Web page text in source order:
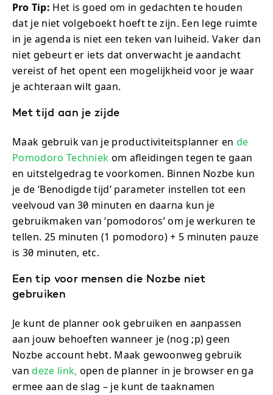
Pro Tip: Het is goed om in gedachten te houden
dat je niet volgeboekt hoeft te zijn. Een lege ruimte
in je agenda is niet een teken van luiheid. Vaker dan
niet gebeurt er iets dat onverwacht je aandacht
vereist of het opent een mogelijkheid voor je waar
je achteraan wilt gaan.
Met tijd aan je zijde
Maak gebruik van je productiviteitsplanner en de
Pomodoro Techniek om afleidingen tegen te gaan
en uitstelgedrag te voorkomen. Binnen Nozbe kun
je de ‘Benodigde tijd’ parameter instellen tot een
veelvoud van 30 minuten en daarna kun je
gebruikmaken van ‘pomodoros’ om je werkuren te
tellen. 25 minuten (1 pomodoro) + 5 minuten pauze
is 30 minuten, etc.
Een tip voor mensen die Nozbe niet
gebruiken
Je kunt de planner ook gebruiken en aanpassen
aan jouw behoeften wanneer je (nog ;p) geen
Nozbe account hebt. Maak gewoonweg gebruik
vandeze link, open de planner in je browser en ga
ermee aan de slag – je kunt de taaknamen